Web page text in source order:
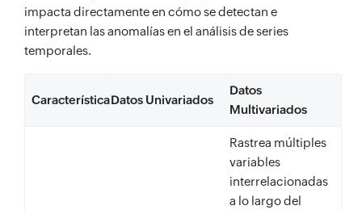
impacta directamente en cómo se detectan e
interpretan las anomalías en el análisis de series
temporales.
CaracterísticaDatos Univariados
Datos
Multivariados
Rastrea múltiples
variables
interrelacionadas
a lo largo del